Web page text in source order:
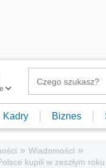
Kadry Biznes
» Wiadomości »
kupili w zeszłym